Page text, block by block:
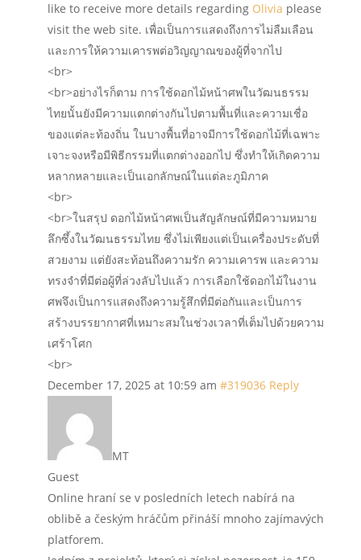
like to receive more details regarding Olivia please
visit the web site. เพื่อเป็นการแสดงถึงการไม่ลืมเลือน
และการให้ความเคารพต่อวิญญาณของผู้ที่จากไป
<br>
<br>อย่างไรก็ตาม การใช้ดอกไม้หน้าศพในวัฒนธรรม
ไทยนั้นยังมีความแตกต่างกันไปตามพื้นที่และความเชื่อ
ของแต่ละท้องถิ่น ในบางพื้นที่อาจมีการใช้ดอกไม้ที่เฉพาะ
เจาะจงหรือมีพิธีกรรมที่แตกต่างออกไป ซึ่งทำให้เกิดความ
หลากหลายและเป็นเอกลักษณ์ในแต่ละภูมิภาค
<br>
<br>ในสรุป ดอกไม้หน้าศพเป็นสัญลักษณ์ที่มีความหมาย
ลึกซึ้งในวัฒนธรรมไทย ซึ่งไม่เพียงแต่เป็นเครื่องประดับที่
สวยงาม แต่ยังสะท้อนถึงความรัก ความเคารพ และความ
ทรงจำที่มีต่อผู้ที่ล่วงลับไปแล้ว การเลือกใช้ดอกไม้ในงาน
ศพจึงเป็นการแสดงถึงความรู้สึกที่มีต่อกันและเป็นการ
สร้างบรรยากาศที่เหมาะสมในช่วงเวลาที่เต็มไปด้วยความ
เศร้าโศก
<br>
December 17, 2025 at 10:59 am #319036 Reply
MT
Guest
Online hraní se v posledních letech nabírá na
oblibě a českým hráčům přináší mnoho zajímavých
platforem.